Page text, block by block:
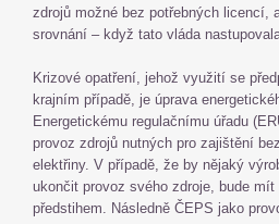
zdrojů možné bez potřebných licencí,
srovnání – když tato vláda
Krizové opatření, jehož využití se
krajním případě, je úprava
Energetickému regulačnímu úřadu
provoz zdrojů nutných pro zajištění
elektřiny. V případě, že by nějaký
ukončit provoz svého zdroje, bude
předstihem. Následně ČEPS jako